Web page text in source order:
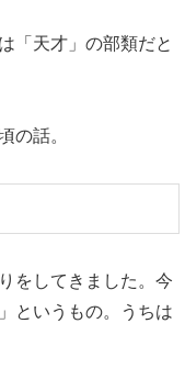
「天才」の部類だと
の話。
をしてきました。今
というもの。うちは